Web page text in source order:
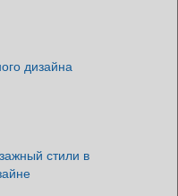
дизайна
стили в